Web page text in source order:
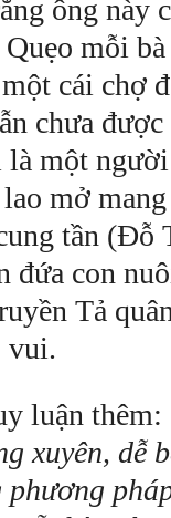
ông này
mỗi
cái
chưa
một
mở
tần (Ðỗ
đứa con
Tả
vui.
luận thêm:
xuyên, dễ